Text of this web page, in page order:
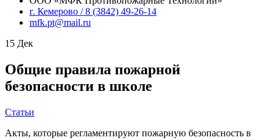
г. Кемерово / 8 (3842) 49-26-14
mfk.pt@mail.ru
15 Дек
Общие правила пожарной
безопасности в школе
Статьи
Акты, которые регламентируют пожарную безопасность в